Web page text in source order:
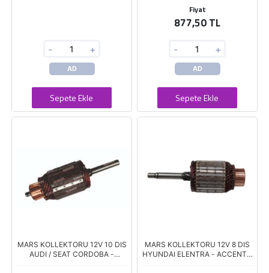
- +
AD
Sepete Ekle
Fiyat
877,50 TL
- +
AD
Sepete Ekle
MARS KOLLEKTORU 12V 10 DIS
AUDI / SEAT CORDOBA -
MARS KOLLEKTORU 12V 8 DIS
HYUNDAI ELENTRA - ACCENT -